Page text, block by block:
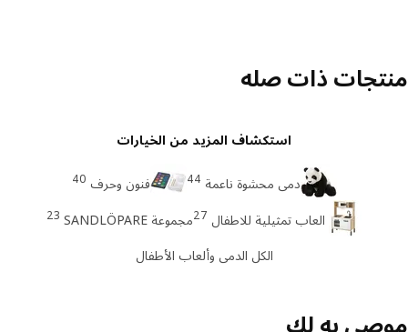
ذات صله
استكشاف المزيد من الخيارات
دمى محشوة ناعمة 44 فنون وحرف 40
العاب تمثيلية للاطفال 27 مجموعة SANDLÖPARE 23
الكل الدمى وألعاب الأطفال
به لك